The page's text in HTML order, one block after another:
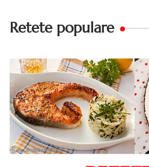
Retete populare